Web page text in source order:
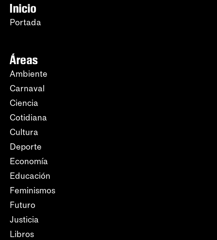
Inicio
Portada
Áreas
Ambiente
Carnaval
Ciencia
Cotidiana
Cultura
Deporte
Economía
Educación
Feminismos
Futuro
Justicia
Libros